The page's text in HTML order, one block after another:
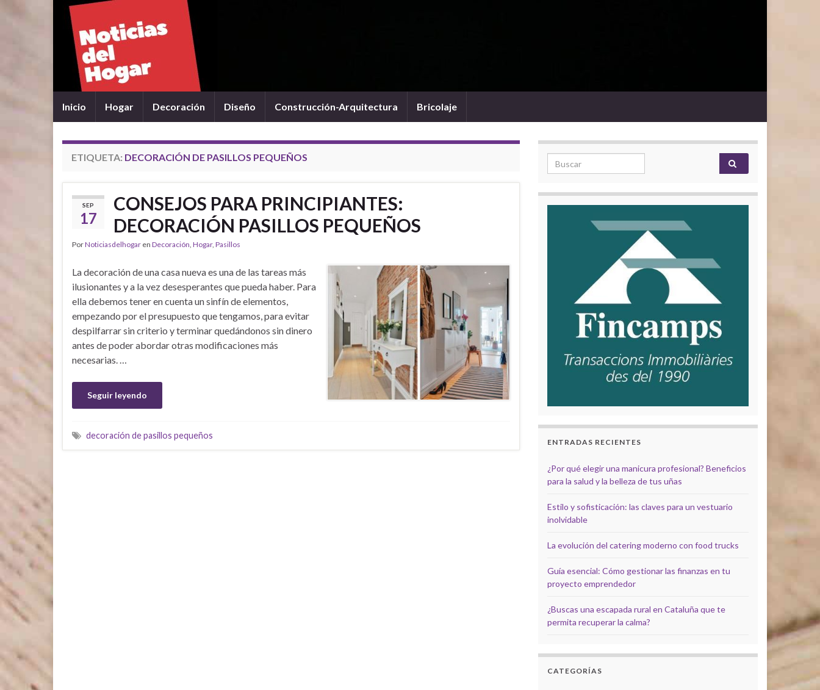
Inicio Hogar Decoración Diseño Construcción-Arquitectura Bricolaje
ETIQUETA: DECORACIÓN DE PASILLOS PEQUEÑOS
SEP
17
CONSEJOS PARA PRINCIPIANTES:
DECORACIÓN PASILLOS PEQUEÑOS
PorNoticiasdelhogar en Decoración, Hogar, Pasillos
La decoración de una casa nueva es una de las tareas más
ilusionantes y a la vez desesperantes que pueda haber. Para
ella debemos tener en cuenta un sinfín de elementos,
empezando por el presupuesto que tengamos, para evitar
despilfarrar sin criterio y terminar quedándonos sin dinero
antes de poder abordar otras modificaciones más
necesarias. …
Seguir leyendo
decoración de pasillos pequeños
Search for:
ENTRADAS RECIENTES
¿Por qué elegir una manicura profesional? Beneficios
para la salud y la belleza de tus uñas
Estilo y sofisticación: las claves para un vestuario
inolvidable
La evolución del catering moderno con food trucks
Guía esencial: Cómo gestionar las finanzas en tu
proyecto emprendedor
¿Buscas una escapada rural en Cataluña que te
permita recuperar la calma?
CATEGORÍAS